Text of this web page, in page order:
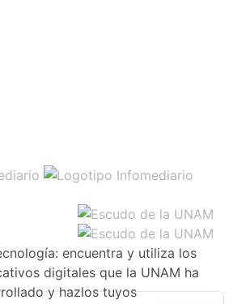
encuentra y utiliza los
digitales que la UNAM ha
y hazlos tuyos